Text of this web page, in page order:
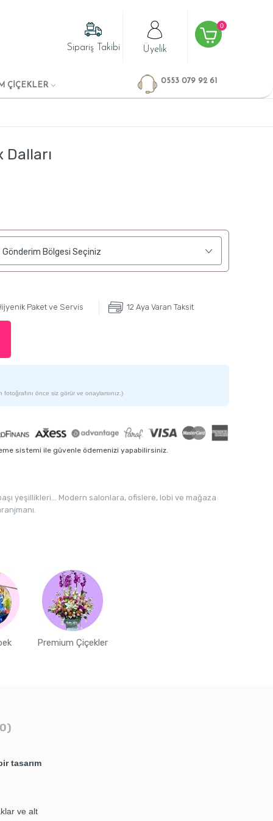
Sipariş Takibi Üyelik
0
ÇİÇEKLER
0553 079 92 61
Dalları
Gönderim Bölgesi Seçiniz
Paket ve Servis 12 Aya Varan Taksit
önce siz görür ve onaylarsınız.)
sistemi ile güvenle ödemenizi yapabilirsiniz.
yeşillikleri… Modern salonlara, ofislere, lobi ve mağaza
Premium Çiçekler
tasarım
ve alt